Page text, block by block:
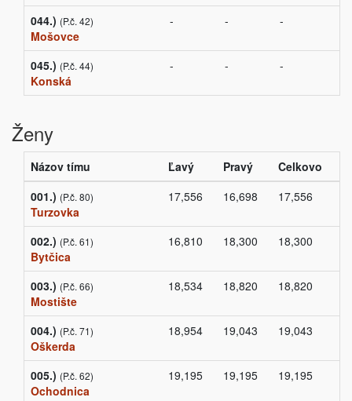
044.) (P.č. 42)
Mošovce
- - -
045.) (P.č. 44)
Konská
- - -
Ženy
Názov tímu Ľavý Pravý
Celkovo
001.) (P.č. 80)
Turzovka
17,556 16,698 17,556
002.) (P.č. 61)
Bytčica
16,810 18,300 18,300
003.) (P.č. 66)
Mostište
18,534 18,820 18,820
004.) (P.č. 71)
Oškerda
18,954 19,043 19,043
005.) (P.č. 62)
Ochodnica
19,195 19,195 19,195